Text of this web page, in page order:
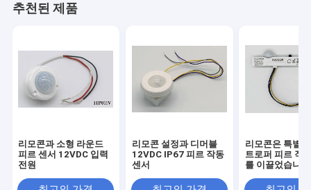
추천된 제품
리모콘과 소형 라운드
피르 센서 12VDC 입력
전원
리모콘 설정과 디머블
12VDC IP67 피르 작동
센서
리모콘은 특별
트로퍼 피르 작
를 이끌었습니다